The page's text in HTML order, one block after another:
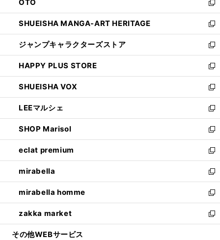
で
開
く
ド
ウ
で
開
く
OTO
新
し
い
ウ
ィ
ン
ド
ウ
で
開
く
SHUEISHA MANGA-ART HERITAGE
新
し
い
ウ
ィ
ン
ド
ウ
で
開
く
ジャンプキャラクターズストア
新
し
い
ウ
ィ
ン
ド
ウ
で
開
く
HAPPY PLUS STORE
新
し
い
ウ
ィ
ン
ド
ウ
で
開
く
SHUEISHA VOX
新
し
い
ウ
ィ
ン
ド
ウ
で
開
く
LEEマルシェ
新
し
い
ウ
ィ
ン
ド
ウ
で
開
く
SHOP Marisol
新
し
い
ウ
ィ
ン
ド
ウ
で
開
eclat premium
新
し
い
ウ
ィ
ン
ド
ウ
mirabella
新
し
い
ウ
ィ
ン
mirabella homme
新
し
い
ウ
zakka market
新
し
その他WEBサービス